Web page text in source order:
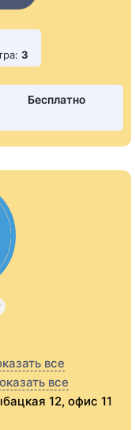
3
Бесплатно
все
все
12, офис 11